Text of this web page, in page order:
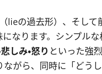
lieの過去形）、そし
になります。シンプル
しみ・怒り といった強
がら、同時に「どう